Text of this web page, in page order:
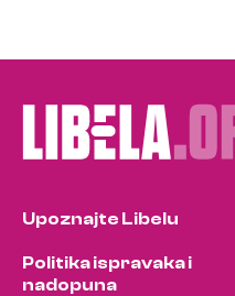
Upoznajte Libelu
Politika ispravaka i
nadopuna